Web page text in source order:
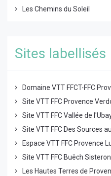
Les Chemins du Soleil
Sites labellisés
Domaine VTT FFCT-FFC
Site VTT FFC Provence
Site VTT FFC Vallée de
Site VTT FFC Des Sources
Espace VTT FFC Provence
Site VTT FFC Buëch
Les Hautes Terres de